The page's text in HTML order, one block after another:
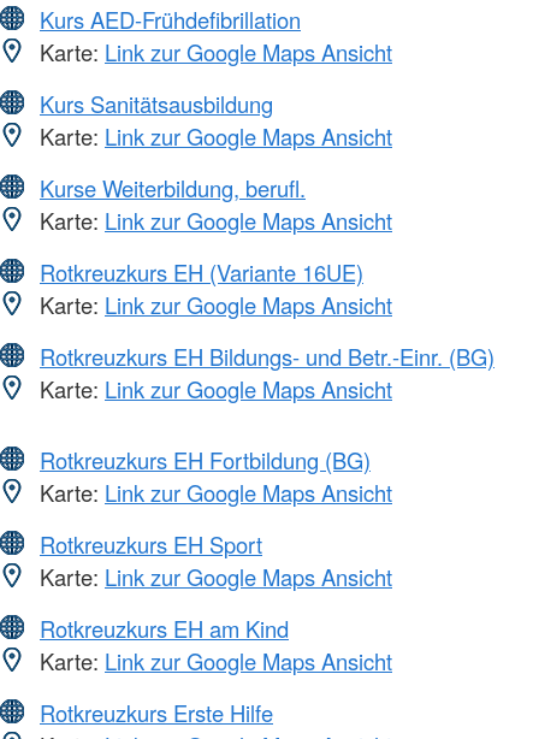
Kurs AED-Frühdefibrillation
Karte: Link zur Google Maps Ansicht
Kurs Sanitätsausbildung
Karte: Link zur Google Maps Ansicht
Kurse Weiterbildung, berufl.
Karte: Link zur Google Maps Ansicht
Rotkreuzkurs EH (Variante 16UE)
Karte: Link zur Google Maps Ansicht
Rotkreuzkurs EH Bildungs- und Betr.-Einr. (BG)
Karte: Link zur Google Maps Ansicht
Rotkreuzkurs EH Fortbildung (BG)
Karte: Link zur Google Maps Ansicht
Rotkreuzkurs EH Sport
Karte: Link zur Google Maps Ansicht
Rotkreuzkurs EH am Kind
Karte: Link zur Google Maps Ansicht
Rotkreuzkurs Erste Hilfe